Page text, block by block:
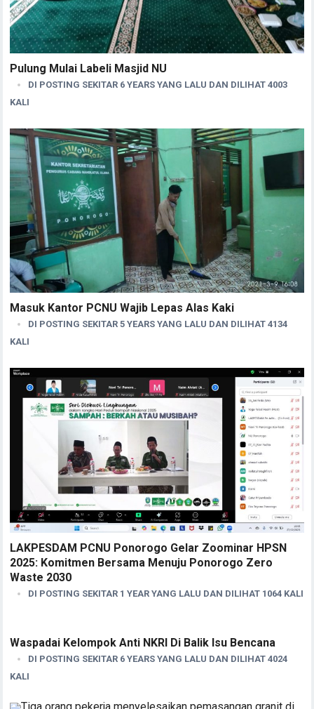
Pulung Mulai Labeli Masjid NU
DI POSTING SEKITAR 6 YEARS YANG LALU DAN DILIHAT 4003
KALI
Masuk Kantor PCNU Wajib Lepas Alas Kaki
DI POSTING SEKITAR 5 YEARS YANG LALU DAN DILIHAT 4134
KALI
LAKPESDAM PCNU Ponorogo Gelar Zoominar HPSN
2025: Komitmen Bersama Menuju Ponorogo Zero
Waste 2030
DI POSTING SEKITAR 1 YEAR YANG LALU DAN DILIHAT 1064 KALI
Waspadai Kelompok Anti NKRI Di Balik Isu Bencana
DI POSTING SEKITAR 6 YEARS YANG LALU DAN DILIHAT 4024
KALI